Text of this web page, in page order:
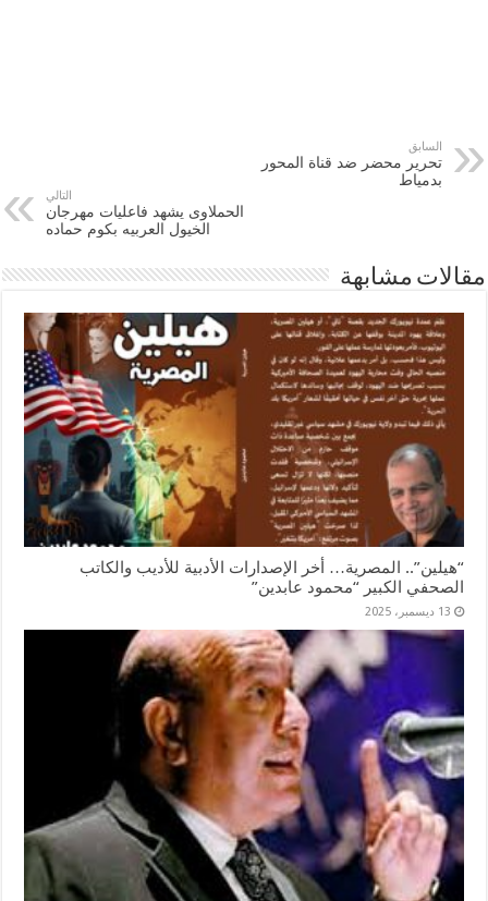
السابق
تحرير محضر ضد قناة المحور
بدمياط
التالي
الحملاوى يشهد فاعليات مهرجان
الخيول العربيه بكوم حماده
مقالات مشابهة
“هيلين”.. المصرية… أخر الإصدارات الأدبية للأديب والكاتب
الصحفي الكبير “محمود عابدين”
13 ديسمبر، 2025